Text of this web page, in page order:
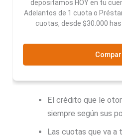
depositamos HOY en tu
Adelantos de 1 cuota o
cuotas, desde $30.000
El crédito que le
siempre según sus
Las cuotas que va a